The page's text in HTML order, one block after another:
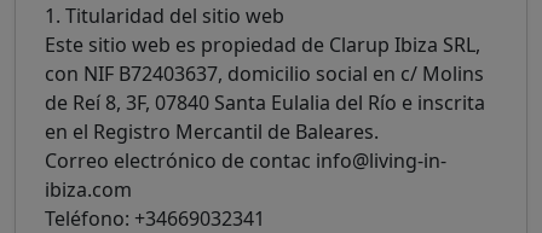
1. Titularidad del sitio web
Este sitio web es propiedad de Clarup Ibiza SRL,
con NIF B72403637, domicilio social en c/ Molins
de Reí 8, 3F, 07840 Santa Eulalia del Río e inscrita
en el Registro Mercantil de Baleares.
Correo electrónico de contac info@living-in-
ibiza.com
Teléfono: +34669032341